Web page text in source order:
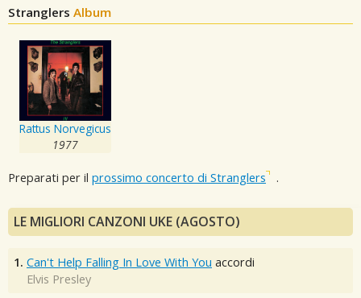
Stranglers Album
Rattus Norvegicus
1977
Preparati per il prossimo concerto di Stranglers .
LE MIGLIORI CANZONI UKE (AGOSTO)
1. Can't Help Falling In Love With You accordi
Elvis Presley